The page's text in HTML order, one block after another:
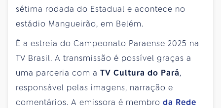
sétima rodada do Estadual e acontece no
estádio Mangueirão, em Belém.
É a estreia do Campeonato Paraense 2025 na
TV Brasil. A transmissão é possível graças a
uma parceria com a TV Cultura do Pará,
responsável pelas imagens, narração e
comentários. A emissora é membro da Rede